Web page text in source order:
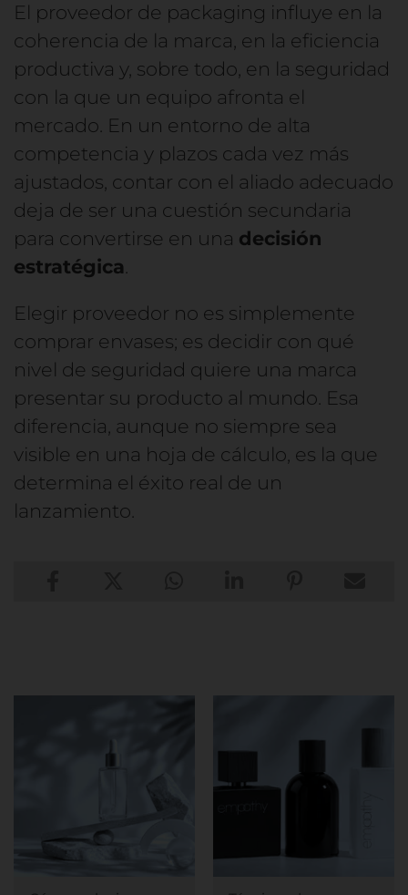
El proveedor de packaging influye en la
coherencia de la marca, en la eficiencia
productiva y, sobre todo, en la seguridad
con la que un equipo afronta el
mercado. En un entorno de alta
competencia y plazos cada vez más
ajustados, contar con el aliado adecuado
deja de ser una cuestión secundaria
para convertirse en una decisión
estratégica.
Elegir proveedor no es simplemente
comprar envases; es decidir con qué
nivel de seguridad quiere una marca
presentar su producto al mundo. Esa
diferencia, aunque no siempre sea
visible en una hoja de cálculo, es la que
determina el éxito real de un
lanzamiento.